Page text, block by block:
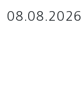
08.08.2026